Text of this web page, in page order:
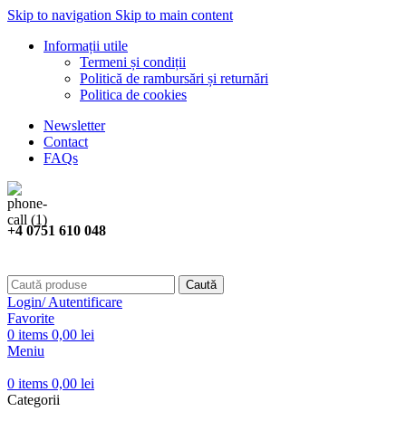
Skip to navigation Skip to main content
Informații utile
Termeni și condiții
Politică de rambursări și returnări
Politica de cookies
Newsletter
Contact
FAQs
+4 0751 610 048
Caută
Login/ Autentificare
Favorite
0 items 0,00 lei
Meniu
0 items 0,00 lei
Categorii